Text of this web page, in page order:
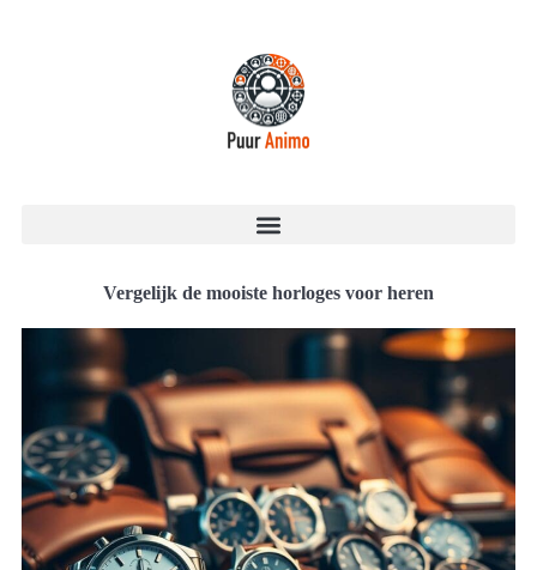
Vergelijk de mooiste horloges voor heren